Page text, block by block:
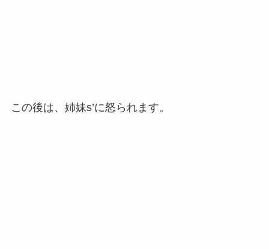
この後は、姉妹s’に怒られます。